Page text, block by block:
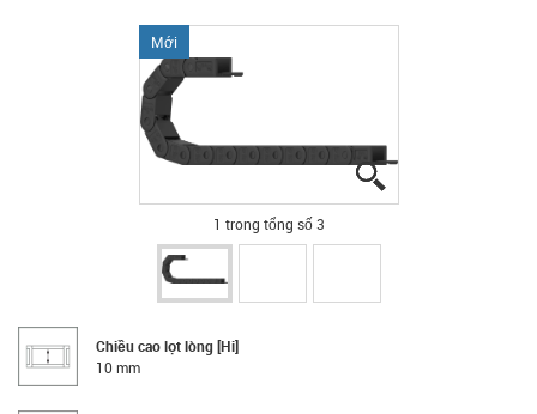
Mới
igus-icon-lupe
igus-icon-lupe
igus-icon-lupe
1 trong tổng số 3
Chiều cao lọt lòng [Hi]
10 mm